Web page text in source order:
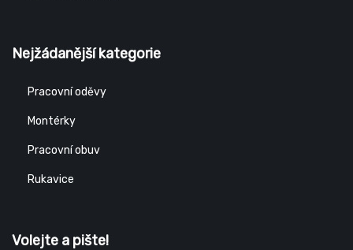
Nejžádanější kategorie
Pracovní oděvy
Montérky
Pracovní obuv
Rukavice
Volejte a pište!